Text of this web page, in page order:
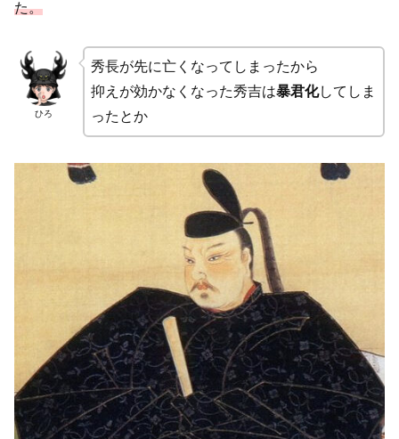
た。
ひろ
秀長が先に亡くなってしまったから
抑えが効かなくなった秀吉は暴君化してしま
ったとか